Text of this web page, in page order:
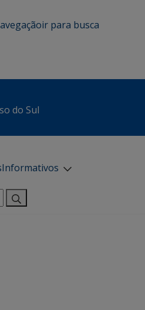
ir para busca
do Sul
Informativos